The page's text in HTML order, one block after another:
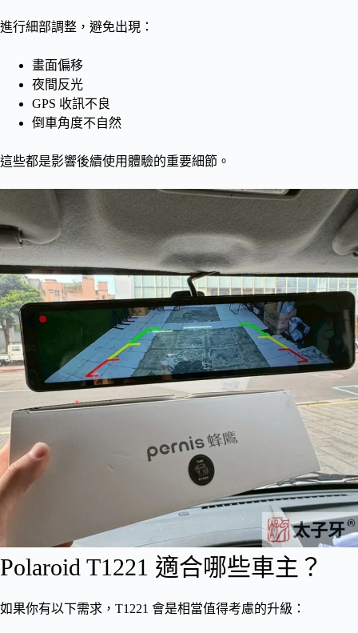
進行細部調整，避免出現：
畫面偏移
夜間反光
GPS 收訊不良
倒車角度不自然
這些都是影響後續使用體驗的重要細節。
Polaroid T1221 適合哪些車主？
如果你有以下需求，T1221 會是相當值得考慮的升級：